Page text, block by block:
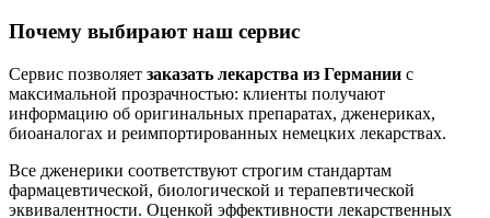
Почему выбирают наш сервис
Сервис позволяет заказать лекарства из Германии с
максимальной прозрачностью: клиенты получают
информацию об оригинальных препаратах, дженериках,
биоаналогах и реимпортированных немецких лекарствах.
Все дженерики соответствуют строгим стандартам
фармацевтической, биологической и терапевтической
эквивалентности. Оценкой эффективности лекарственных